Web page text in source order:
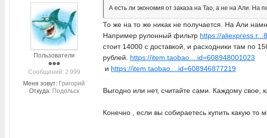
Пользователи
Cообщений: 2 999
Меня зовут: Григорий
Откуда: Подольск
А есть ли экономия от заказа на Тао, а не на Али. На
То же на то же никак не получается. На Али
Например рулонный фильтр https://
стоит 14000 с доставкой, и расходники там по
рублей. https://item.taobao....id=608948001023
и https://item.taobao....id=608946877219
Выгодно или нет, считайте сами. Каждому свое,
Конечно , если вы собираетесь купить какую то